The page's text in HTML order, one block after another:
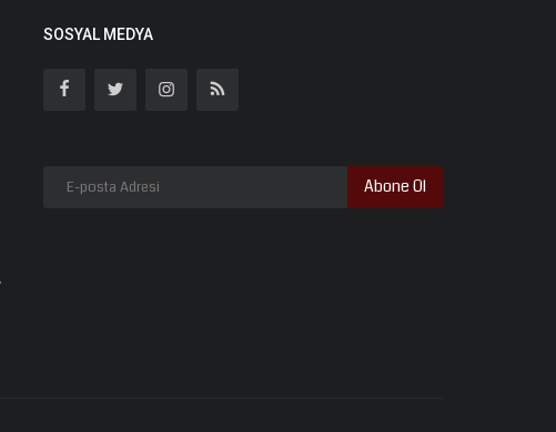
SOSYAL MEDYA
Abone Ol